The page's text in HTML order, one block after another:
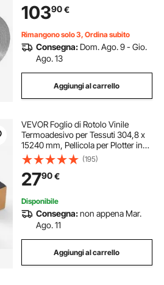
Bifacciale, per Finestre, Tetti di
Camper
10390€
Rimangono solo 3, Ordina subito
Consegna: Dom. Ago. 9 - Gio.
Ago. 13
Aggiungi al carrello
VEVOR Foglio di Rotolo Vinile
Termoadesivo per Tessuti 304,8 x
15240 mm, Pellicola per Plotter in
Vinile a Trasferimento Termico per
Macchine da Taglio, per Magliette
Cuscini Cappelli, HTV, Bianco
(195)
2790€
Disponibile
Consegna:non appena Mar.
Ago. 11
Aggiungi al carrello